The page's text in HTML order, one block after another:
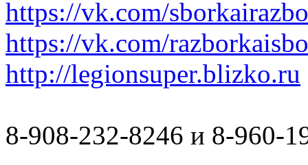
https://vk.com/
https://vk.com/
http://legionsuper.blizko.ru
8-908-232-8246 и 8-960-